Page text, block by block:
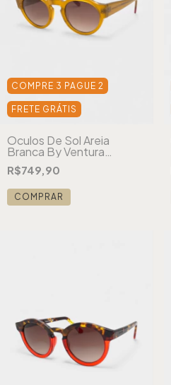
COMPRE 3 PAGUE 2
FRETE GRÁTIS
Óculos De Sol Areia
Branca By Ventura
London Ambar
R$749,90
COMPRAR